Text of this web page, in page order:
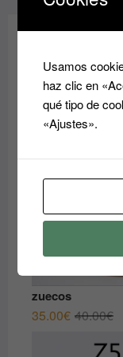
zuecos
40.00€El
35.00€
El
Usamos
haz clic en
qué tipo de
«Ajustes».